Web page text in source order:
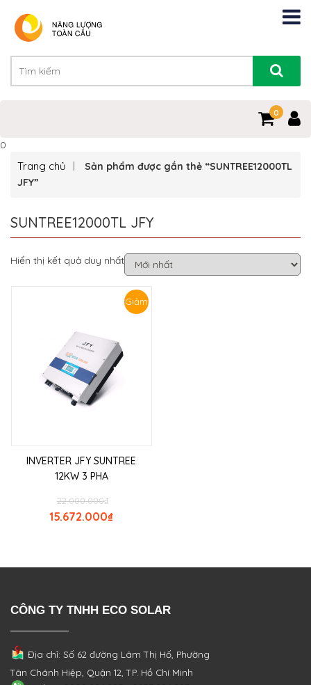
0
0
Trang chủ
Sản phẩm được gắn thẻ “SUNTREE12000TL
JFY”
SUNTREE12000TL JFY
Hiển thị kết quả duy nhất
Giảm
INVERTER JFY SUNTREE
12KW 3 PHA
₫
22.000.000
₫
15.672.000
CÔNG TY TNHH ECO SOLAR
Địa chỉ: Số 62 đường Lâm Thị Hố, Phường
Tân Chánh Hiệp, Quận 12, TP. Hồ Chí Minh